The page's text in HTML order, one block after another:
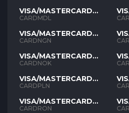
VISA/MASTERCARD
MDL
CARDMDL
VISA/MASTERCARD
NGN
CARDNGN
VISA/MASTERCARD
NOK
CARDNOK
VISA/MASTERCARD
PLN
CARDPLN
VISA/MASTERCARD
RON
CARDRON